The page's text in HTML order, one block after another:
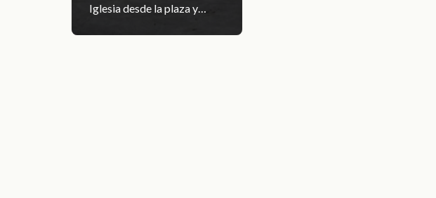
Iglesia desde la plaza y…